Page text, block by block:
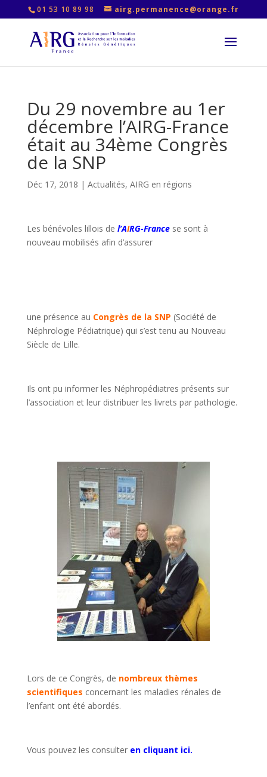
01 53 10 89 98 airg.permanence@orange.fr
Du 29 novembre au 1er
décembre l’AIRG-France
était au 34ème Congrès
de la SNP
Déc 17, 2018 | Actualités, AIRG en régions
Les bénévoles lillois de l’AIRG-Francese sont à
nouveau mobilisés afin d’assurer
une présence au Congrès de la SNP (Société de
Néphrologie Pédiatrique) qui s’est tenu au Nouveau
Siècle de Lille.
Ils ont pu informer les Néphropédiatres présents sur
l’association et leur distribuer les livrets par pathologie.
Lors de ce Congrès, de nombreux thèmes
scientifiques concernant les maladies rénales de
l’enfant ont été abordés.
Vous pouvez les consulter en cliquant ici.